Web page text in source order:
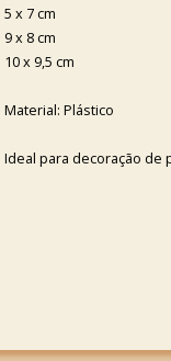
5 x 7 cm
9 x 8 cm
10 x 9,5 cm
Material: Plástico
Ideal para decoração de